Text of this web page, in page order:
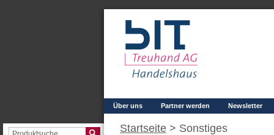
Über uns Partner werden Newsletter
Startseite > Sonstiges